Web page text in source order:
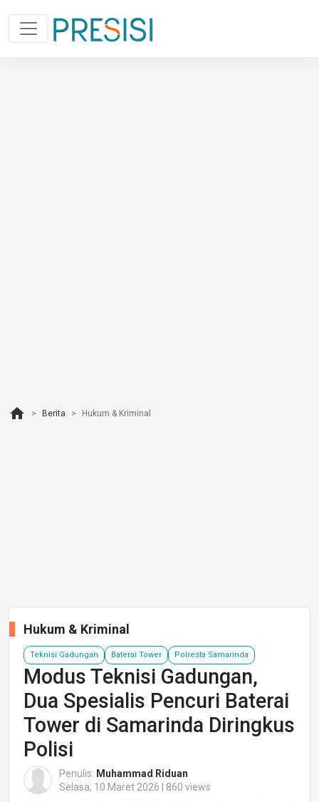
home Berita Hukum & Kriminal
Hukum & Kriminal
Teknisi Gadungan Baterai Tower Polresta Samarinda
Modus Teknisi Gadungan,
Dua Spesialis Pencuri Baterai
Tower di Samarinda Diringkus
Polisi
Penulis: Muhammad Riduan
Selasa, 10 Maret 2026 | 860 views